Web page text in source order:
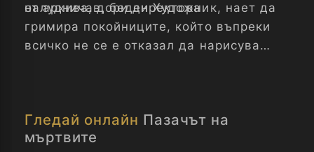
от архива, дори директора.
налудничав, беден Художник, нает да
гримира покойниците, който въпреки
всичко не се е отказал да нарисува
изпращайки го в затвора преди
тридесет години. За тримата,
Гледай онлайн Пазачът на
мъртвите